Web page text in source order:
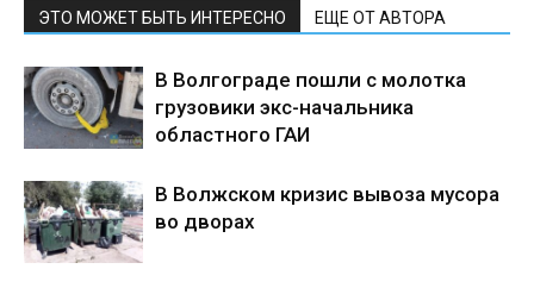
ЭТО МОЖЕТ БЫТЬ ИНТЕРЕСНО ЕЩЕ ОТ АВТОРА
В Волгограде пошли с молотка
грузовики экс-начальника
областного ГАИ
В Волжском кризис вывоза мусора
во дворах